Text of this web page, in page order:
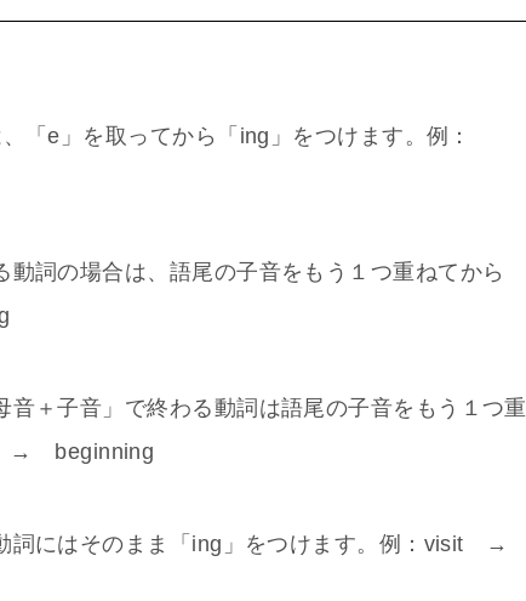
「e」を取ってから「ing」をつけます。例：
詞の場合は、語尾の子音をもう１つ重ねてから
＋子音」で終わる動詞は語尾の子音をもう１つ重
→ beginning
詞にはそのまま「ing」をつけます。例：visit →